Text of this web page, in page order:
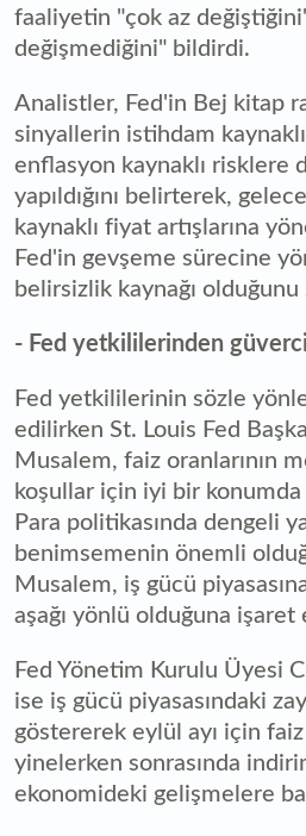
faaliyetin "çok az
değişmediğini" bildirdi.
Analistler, Fed'in Bej kitap
sinyallerin istihdam
enflasyon kaynaklı risklere
yapıldığını belirterek,
kaynaklı fiyat artışlarına
Fed'in gevşeme sürecine
belirsizlik kaynağı
- Fed yetkililerinden
Fed yetkililerinin sözle
edilirken St. Louis Fed
Musalem, faiz oranlarının
koşullar için iyi bir
Para politikasında dengeli
benimsemenin önemli
Musalem, iş gücü
aşağı yönlü olduğuna işaret
Fed Yönetim Kurulu Üyesi
ise iş gücü piyasasındaki
göstererek eylül ayı için faiz
yinelerken sonrasında
ekonomideki gelişmelere